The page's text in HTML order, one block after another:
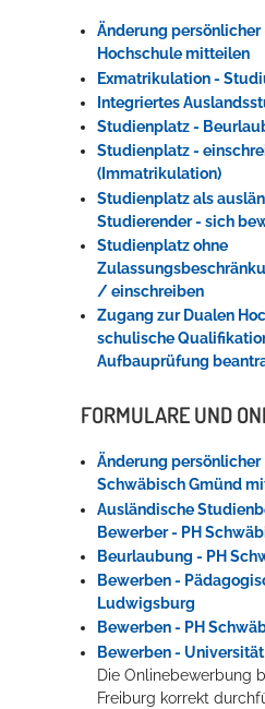
Erleben in Hockenheim
Spaß unter prickelnden
Wellenbecken oder doch lieber die
Sprudelliege im Solebecken?
Änderung persönlicher
Hochschule mitteilen
Exmatrikulation -
Integriertes
Studienplatz -
Studienplatz -
(Immatrikulation)
Studienplatz als
Studierender - sich
Studienplatz ohne
/ einschreiben
Zugang zur Dualen
schulische
Aufbauprüfung
FORMULARE UND
Änderung persönlicher
Schwäbisch Gmünd
Ausländische
Bewerber - PH
Beurlaubung - PH
Bewerben -
Ludwigsburg
Bewerben - PH
Bewerben -
Die Onlinebewerbung
Freiburg korrekt